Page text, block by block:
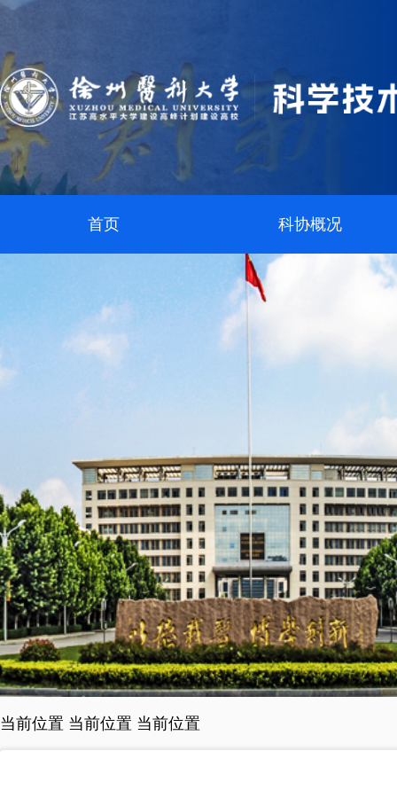
首页 科协概况
当前位置 当前位置 当前位置